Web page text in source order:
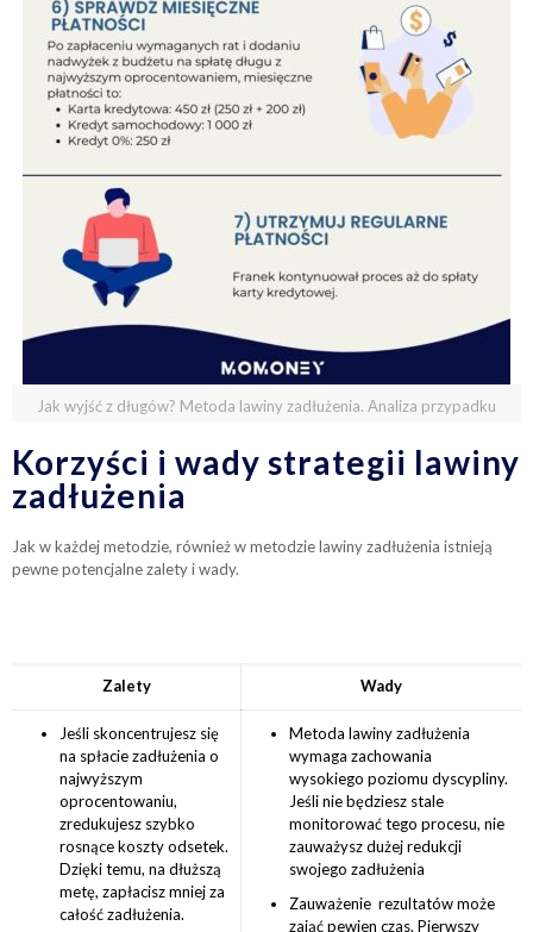
Jak wyjść z długów? Metoda lawiny zadłużenia. Analiza przypadku
Korzyści i wady strategii lawiny
zadłużenia
Jak w każdej metodzie, również w metodzie lawiny zadłużenia istnieją
pewne potencjalne zalety i wady.
Zalety Wady
Jeśli skoncentrujesz się
na spłacie zadłużenia o
najwyższym
oprocentowaniu,
zredukujesz szybko
rosnące koszty odsetek.
Dzięki temu, na dłuższą
metę, zapłacisz mniej za
całość zadłużenia.
Metoda lawiny zadłużenia
wymaga zachowania
wysokiego poziomu dyscypliny.
Jeśli nie będziesz stale
monitorować tego procesu, nie
zauważysz dużej redukcji
swojego zadłużenia
Zauważenie rezultatów może
zająć pewien czas. Pierwszy